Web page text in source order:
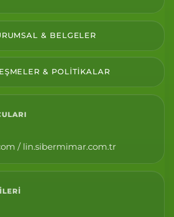
& BELGELER
& POLITIKALAR
/ lin.sibermimar.com.tr